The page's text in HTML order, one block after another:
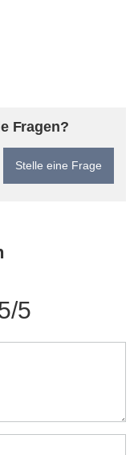
Fragen?
Stelle eine Frage
5